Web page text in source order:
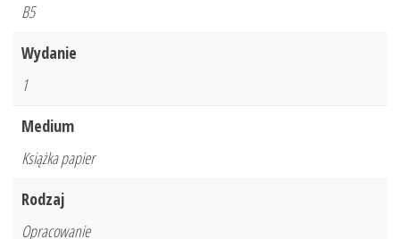
B5
Wydanie
1
Medium
Książka papier
Rodzaj
Opracowanie